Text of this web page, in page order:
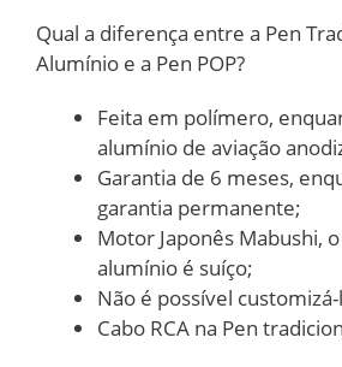
Qual a diferença entre a Pen
Alumínio e a Pen POP?
Feita em polímero,
alumínio de aviação
Garantia de 6 meses,
garantia permanente;
Motor Japonês Mabushi,
alumínio é suíço;
Não é possível
Cabo RCA na Pen